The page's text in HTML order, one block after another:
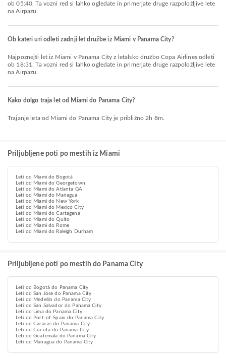
ob 05:40. Ta vozni red si lahko ogledate in primerjate druge razpoložljive lete
na Airpazu.
Ob kateri uri odleti zadnji let družbe iz Miami v Panama City?
Najpoznejši let iz Miami v Panama City z letalsko družbo Copa Airlines odleti
ob 18:31. Ta vozni red si lahko ogledate in primerjate druge razpoložljive lete
na Airpazu.
Kako dolgo traja let od Miami do Panama City?
Trajanje leta od Miami do Panama City je približno 2h 8m.
Priljubljene poti po mestih iz Miami
Leti od Miami do Bogotá
Leti od Miami do Georgetown
Leti od Miami do Atlanta GA
Leti od Miami do Managua
Leti od Miami do New York
Leti od Miami do Mexico City
Leti od Miami do Cartagena
Leti od Miami do Quito
Leti od Miami do Rome
Leti od Miami do Raleigh Durham
Priljubljene poti po mestih do Panama City
Leti od Bogotá do Panama City
Leti od San Jose do Panama City
Leti od Medellín do Panama City
Leti od San Salvador do Panama City
Leti od Lima do Panama City
Leti od Port-of-Spain do Panama City
Leti od Caracas do Panama City
Leti od Cúcuta do Panama City
Leti od Guatemala do Panama City
Leti od Managua do Panama City